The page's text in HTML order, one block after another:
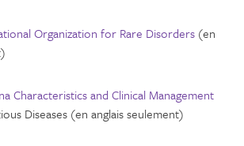
Organization for Rare Disorders (en
Characteristics and Clinical Management
Diseases (en anglais seulement)